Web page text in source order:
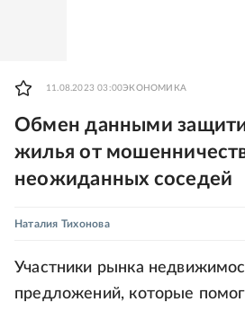
11.08.2023 03:00ЭКОНОМИКА
Обмен данными
жилья от
неожиданных соседей
Наталия Тихонова
Участники рынка
предложений, которые